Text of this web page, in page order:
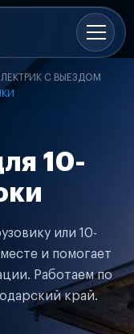
С ВЫЕЗДОМ
10-
или 10-
и помогает
Работаем по
край.